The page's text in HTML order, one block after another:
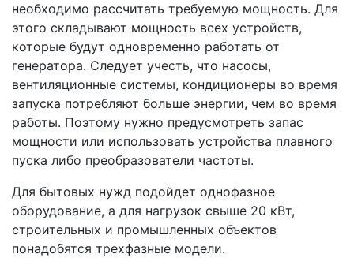
необходимо рассчитать требуемую мощность. Для
этого складывают мощность всех устройств,
которые будут одновременно работать от
генератора. Следует учесть, что насосы,
вентиляционные системы, кондиционеры во время
запуска потребляют больше энергии, чем во время
работы. Поэтому нужно предусмотреть запас
мощности или использовать устройства плавного
пуска либо преобразователи частоты.
Для бытовых нужд подойдет однофазное
оборудование, а для нагрузок свыше 20 кВт,
строительных и промышленных объектов
понадобятся трехфазные модели.